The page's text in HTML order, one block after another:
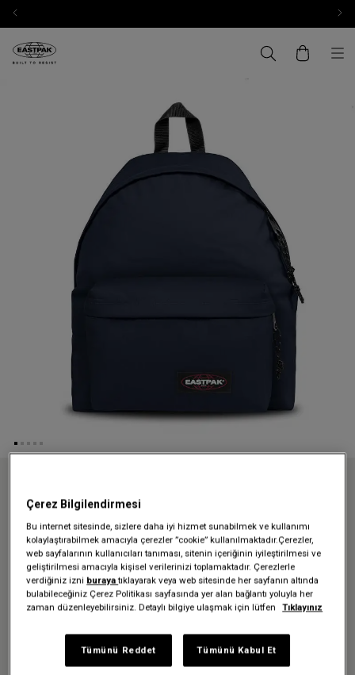
PADDED PAK'R ULTRA MARINE SIRT ÇANTASI
PADDED PAK'R ULTRA MARINE
SIRT ÇANTASI
3.399,00 TL
Çerez Bilgilendirmesi
Bu internet sitesinde, sizlere daha iyi hizmet sunabilmek ve kullanımı
kolaylaştırabilmek amacıyla çerezler ”cookie” kullanılmaktadır.Çerezler,
web sayfalarının kullanıcıları tanıması, sitenin içeriğinin iyileştirilmesi ve
geliştirilmesi amacıyla kişisel verilerinizi toplamaktadır. Çerezlerle
verdiğiniz izni burayatıklayarak veya web sitesinde her sayfanın altında
bulabileceğiniz Çerez Politikası sayfasında yer alan bağlantı yoluyla her
zaman düzenleyebilirsiniz. Detaylı bilgiye ulaşmak için lütfen
Tıklayınız
Tümünü Reddet Tümünü Kabul Et